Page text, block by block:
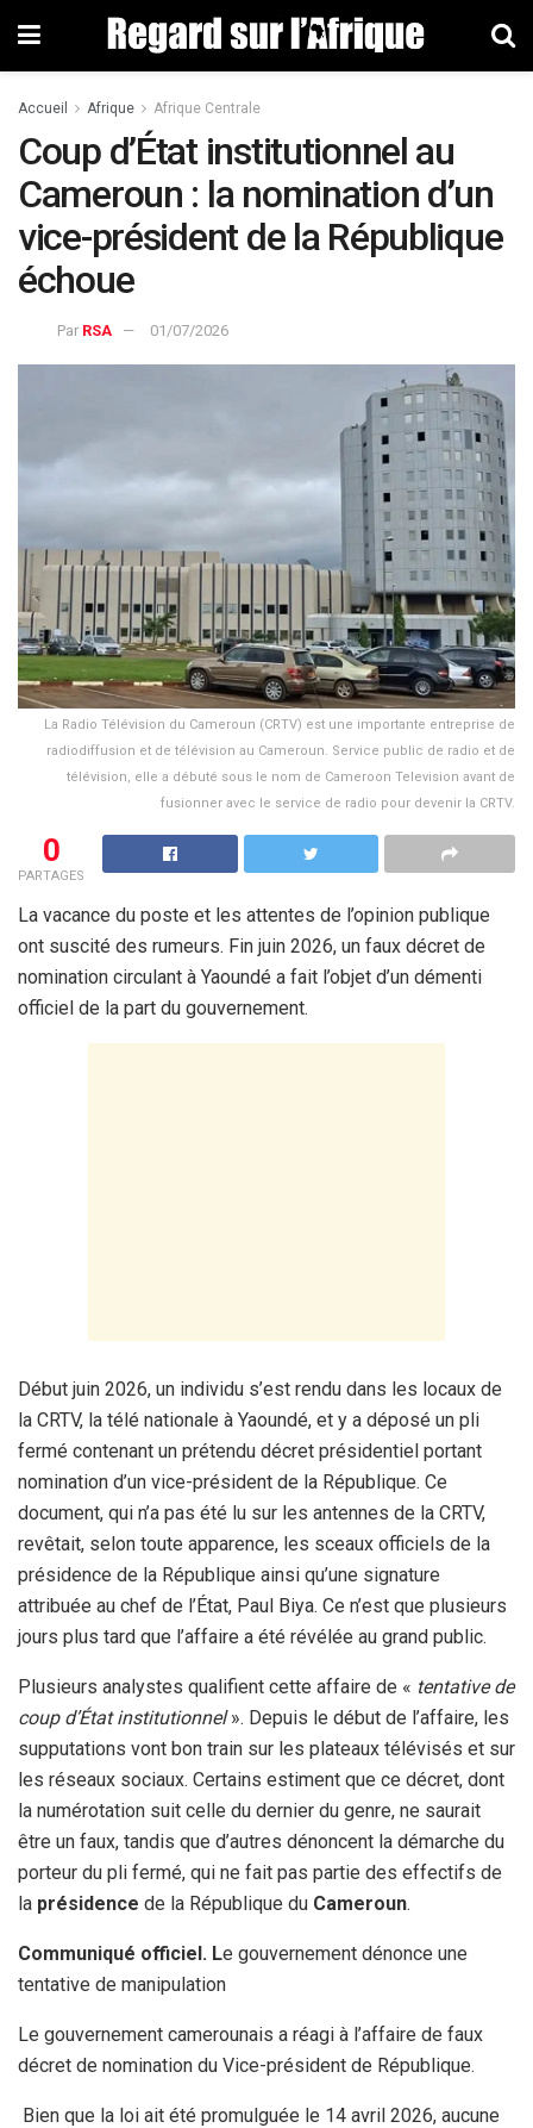
Accueil Afrique Afrique Centrale
Coup d’État institutionnel au
Cameroun : la nomination d’un
vice-président de la République
échoue
Par RSA 01/07/2026
La Radio Télévision du Cameroun (CRTV) est une importante entreprise de
radiodiffusion et de télévision au Cameroun. Service public de radio et de
télévision, elle a débuté sous le nom de Cameroon Television avant de
fusionner avec le service de radio pour devenir la CRTV.
0
PARTAGES
La vacance du poste et les attentes de l’opinion publique
ont suscité des rumeurs. Fin juin 2026, un faux décret de
nomination circulant à Yaoundé a fait l’objet d’un démenti
officiel de la part du gouvernement.
Début juin 2026, un individu s’est rendu dans les locaux de
la CRTV, la télé nationale à Yaoundé, et y a déposé un pli
fermé contenant un prétendu décret présidentiel portant
nomination d’un vice-président de la République. Ce
document, qui n’a pas été lu sur les antennes de la CRTV,
revêtait, selon toute apparence, les sceaux officiels de la
présidence de la République ainsi qu’une signature
attribuée au chef de l’État, Paul Biya. Ce n’est que plusieurs
jours plus tard que l’affaire a été révélée au grand public.
Plusieurs analystes qualifient cette affaire de « tentative de
coup d’État institutionnel». Depuis le début de l’affaire, les
supputations vont bon train sur les plateaux télévisés et sur
les réseaux sociaux. Certains estiment que ce décret, dont
la numérotation suit celle du dernier du genre, ne saurait
être un faux, tandis que d’autres dénoncent la démarche du
porteur du pli fermé, qui ne fait pas partie des effectifs de
la présidence de la République du Cameroun.
Communiqué officiel. Le gouvernement dénonce une
tentative de manipulation
Le gouvernement camerounais a réagi à l’affaire de faux
décret de nomination du Vice-président de République.
Bien que la loi ait été promulguée le 14 avril 2026, aucune